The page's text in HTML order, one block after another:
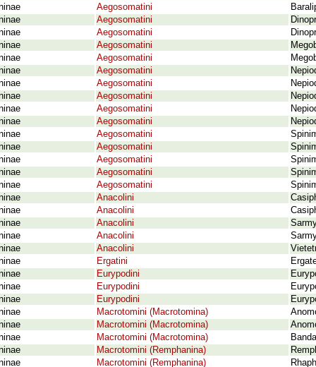
Aegosomatini
Aegosomatini
Aegosomatini
Aegosomatini
Aegosomatini
Aegosomatini
Aegosomatini
Aegosomatini
Aegosomatini
Aegosomatini
Aegosomatini
Aegosomatini
Aegosomatini
Aegosomatini
Aegosomatini
Anacolini
Anacolini
Anacolini
Anacolini
Anacolini
Ergatini
Eurypodini
Eurypodini
Eurypodini
Macrotomini (Macrotomina)
Macrotomini (Macrotomina)
Macrotomini (Macrotomina)
Macrotomini (Remphanina)
Macrotomini (Remphanina)